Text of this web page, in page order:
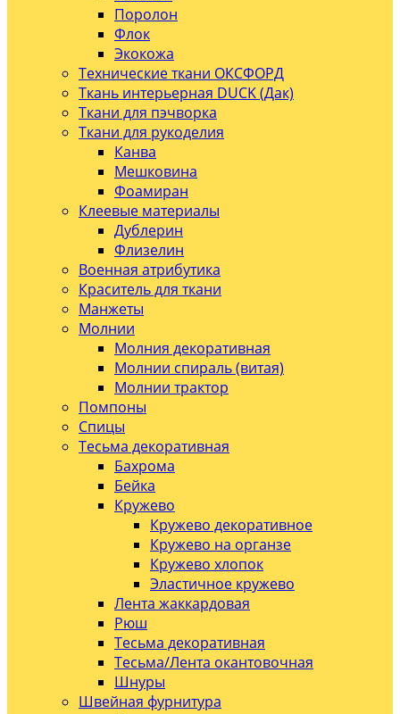
Поролон
Флок
Экокожа
Технические ткани ОКСФОРД
Ткань интерьерная DUCK (Дак)
Ткани для пэчворка
Ткани для рукоделия
Канва
Мешковина
Фоамиран
Клеевые материалы
Дублерин
Флизелин
Военная атрибутика
Краситель для ткани
Манжеты
Молнии
Молния декоративная
Молнии спираль (витая)
Молнии трактор
Помпоны
Спицы
Тесьма декоративная
Бахрома
Бейка
Кружево
Кружево декоративное
Кружево на органзе
Кружево хлопок
Эластичное кружево
Лента жаккардовая
Рюш
Тесьма декоративная
Тесьма/Лента окантовочная
Шнуры
Швейная фурнитура